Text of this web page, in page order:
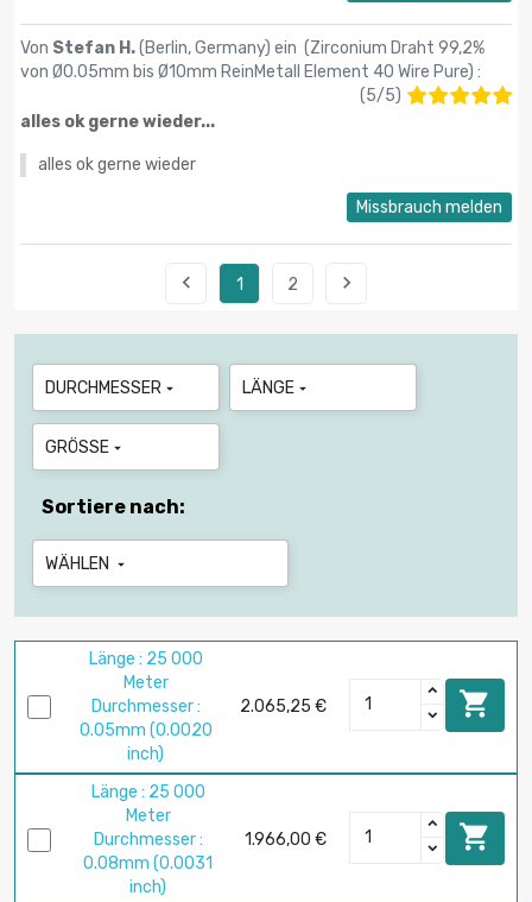
Von Stefan H.(Berlin, Germany) ein (Zirconium Draht 99,2%
von Ø0.05mm bis Ø10mm ReinMetall Element 40 Wire Pure) :
(5/5)
alles ok gerne wieder...
alles ok gerne wieder
Missbrauch melden
 1 2 
DURCHMESSER  LÄNGE 
GRÖSSE 
Sortiere nach:
WÄHLEN 
Länge : 25 000
Meter
Durchmesser :
0.05mm (0.0020
inch)
2.065,25 € 
Länge : 25 000
Meter
Durchmesser :
0.08mm (0.0031
inch)
1.966,00 € 